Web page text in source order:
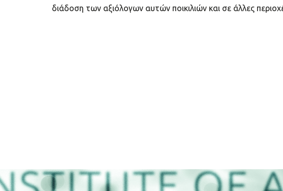
διάδοση των αξιόλογων αυτών ποικιλιών και σε άλλες